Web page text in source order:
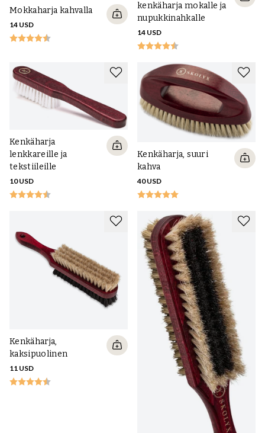
Mokkaharja kahvalla
14 USD
kenkäharja mokalle ja
nupukkinahkalle
14 USD
Kenkäharja
lenkkareille ja
tekstiileille
10 USD
Kenkäharja, suuri
kahva
40 USD
Kenkäharja,
kaksipuolinen
11 USD